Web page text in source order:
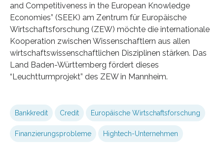
and Competitiveness in the European Knowledge
Economies” (SEEK) am Zentrum für Europäische
Wirtschaftsforschung (ZEW) möchte die internationale
Kooperation zwischen Wissenschaftlern aus allen
wirtschaftswissenschaftlichen Disziplinen stärken. Das
Land Baden-Württemberg fördert dieses
“Leuchtturmprojekt” des ZEW in Mannheim.
Bankkredit Credit Europäische Wirtschaftsforschung
Finanzierungsprobleme Hightech-Unternehmen